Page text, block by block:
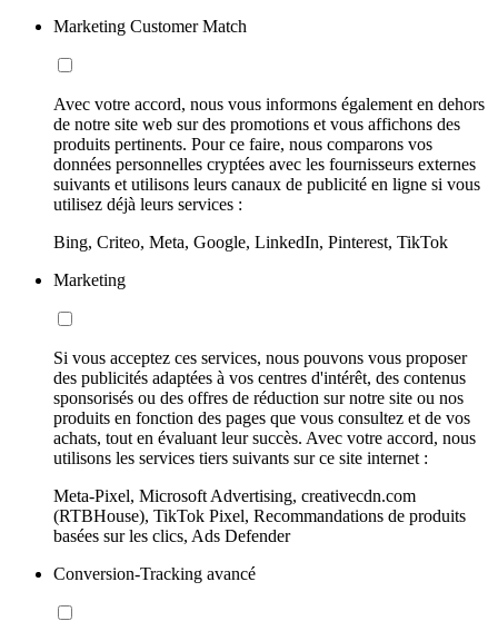
Marketing Customer Match
Avec votre accord, nous vous informons également en dehors
de notre site web sur des promotions et vous affichons des
produits pertinents. Pour ce faire, nous comparons vos
données personnelles cryptées avec les fournisseurs externes
suivants et utilisons leurs canaux de publicité en ligne si vous
utilisez déjà leurs services :
Bing, Criteo, Meta, Google, LinkedIn, Pinterest, TikTok
Marketing
Si vous acceptez ces services, nous pouvons vous proposer
des publicités adaptées à vos centres d'intérêt, des contenus
sponsorisés ou des offres de réduction sur notre site ou nos
produits en fonction des pages que vous consultez et de vos
achats, tout en évaluant leur succès. Avec votre accord, nous
utilisons les services tiers suivants sur ce site internet :
Meta-Pixel, Microsoft Advertising, creativecdn.com
(RTBHouse), TikTok Pixel, Recommandations de produits
basées sur les clics, Ads Defender
Conversion-Tracking avancé